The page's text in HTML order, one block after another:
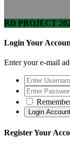
RD PROJECT
Login Your
Enter your e-mail
Register Your